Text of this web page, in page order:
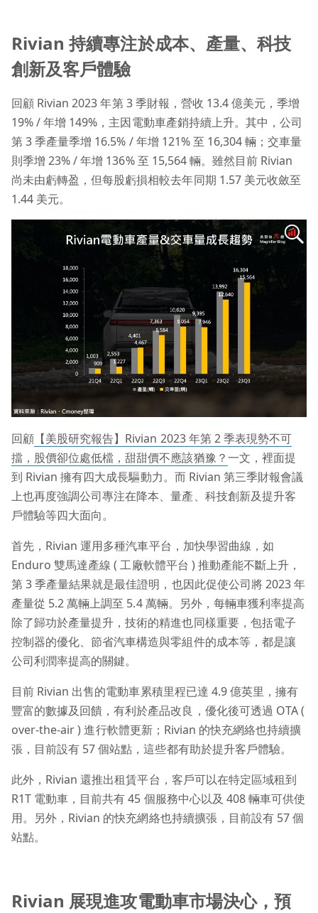
Rivian 持續專注於成本、產量、科技
創新及客戶體驗
回顧 Rivian 2023 年第 3 季財報，營收 13.4 億美元，季增
19% / 年增 149%，主因電動車產銷持續上升。其中，公司
第 3 季產量季增 16.5% / 年增 121% 至 16,304 輛；交車量
則季增 23% / 年增 136% 至 15,564 輛。雖然目前 Rivian
尚未由虧轉盈，但每股虧損相較去年同期 1.57 美元收斂至
1.44 美元。
回顧 【美股研究報告】Rivian 2023 年第 2 季表現勢不可
擋，股價卻位處低檔，甜甜價不應該猶豫？一文，裡面提
到 Rivian 擁有四大成長驅動力。而 Rivian 第三季財報會議
上也再度強調公司專注在降本、量產、科技創新及提升客
戶體驗等四大面向。
首先，Rivian 運用多種汽車平台，加快學習曲線，如
Enduro 雙馬達產線 ( 工廠軟體平台 ) 推動產能不斷上升，
第 3 季產量結果就是最佳證明，也因此促使公司將 2023 年
產量從 5.2 萬輛上調至 5.4 萬輛。另外，每輛車獲利率提高
除了歸功於產量提升，技術的精進也同樣重要，包括電子
控制器的優化、節省汽車構造與零組件的成本等，都是讓
公司利潤率提高的關鍵。
目前 Rivian 出售的電動車累積里程已達 4.9 億英里，擁有
豐富的數據及回饋，有利於產品改良，優化後可透過 OTA (
over-the-air ) 進行軟體更新；Rivian 的快充網絡也持續擴
張，目前設有 57 個站點，這些都有助於提升客戶體驗。
此外，Rivian 還推出租賃平台，客戶可以在特定區域租到
R1T 電動車，目前共有 45 個服務中心以及 408 輛車可供使
用。另外，Rivian 的快充網絡也持續擴張，目前設有 57 個
站點。
Rivian 展現進攻電動車市場決心，預